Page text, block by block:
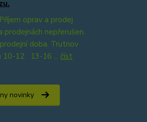
oprav a prodej
prodejnách nepřerušen.
doba. Trutnov
10-12 13-16 ... číst
novinky